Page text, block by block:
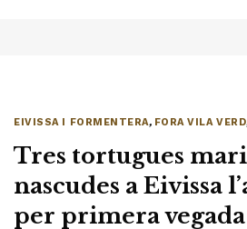
EIVISSA I FORMENTERA, FORA VILA VERD
Tres tortugues
nascudes a Eivissa
per primera